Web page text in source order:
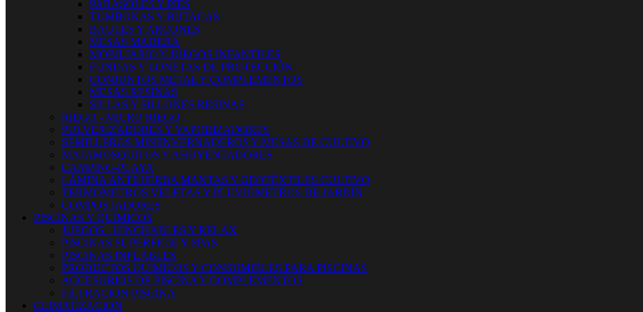
PARASOLES Y PIES
TUMBONAS Y BUTACAS
BAULES Y ARCONES
MESAS MADERA
MOBILIARIO Y JUEGOS INFANTILES
FUNDAS Y LONETAS DE PROTECCIÓN
CONJUNTOS METAL Y COMPLEMENTOS
MESAS RESINAS
SILLAS Y SILLONES RESINAS
RIEGO - MICRO RIEGO
PULVERIZADORES Y VAPORIZADORES
SEMILLEROS MINIINVERNADEROS Y MESAS DE CULTIVO
MATAMOSQUITOS Y AHUYENTADORES
CAMPING-PLAYA
LÁMINA ANTIHIERBA MANTAS Y GEOTÉXTILES CULTIVO
TERMOMETROS VELETAS Y PLUVIÓMETROS DE JARDÍN
COMPOSTADORES
PISCINAS Y QUIMICOS
JUEGOS - HINCHABLES Y RELAX
PISCINAS SUPERFICIE Y SPAS
PISCINAS INFLABLES
PRODUCTOS QUIMICOS Y CONSUMIBLES PARA PISCINAS
ACCESORIOS DE PISCINA Y COMPLEMENTOS
FILTRACION PISCINA
CLIMATIZACION